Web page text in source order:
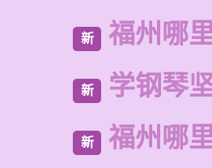
新 福州哪
新 学钢琴
新 福州哪